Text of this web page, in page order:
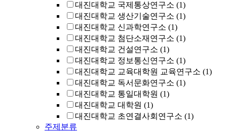
대진대학교 국제통상연구소 (1)
대진대학교 생산기술연구소 (1)
대진대학교 신과학연구소 (1)
대진대학교 첨단소재연구소 (1)
대진대학교 건설연구소 (1)
대진대학교 정보통신연구소 (1)
대진대학교 교육대학원 교육연구소 (1)
대진대학교 독서문화연구소 (1)
대진대학교 통일대학원 (1)
대진대학교 대학원 (1)
대진대학교 초연결사회연구소 (1)
주제분류